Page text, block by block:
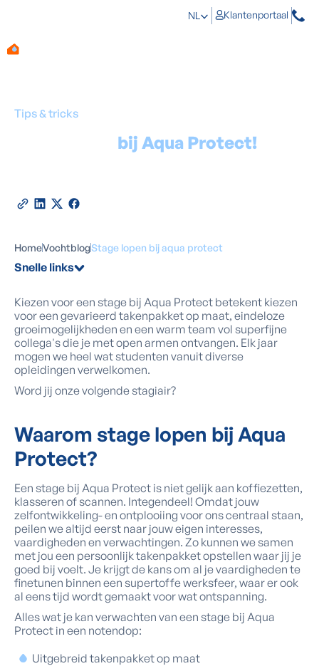
NL Klantenportaal
Tips & tricks
bij Aqua Protect!
HomeVochtblogStage lopen bij aqua protect
Snelle links
Kiezen voor een stage bij Aqua Protect betekent kiezen
voor een gevarieerd takenpakket op maat, eindeloze
groeimogelijkheden en een warm team vol superfijne
collega's die je met open armen ontvangen. Elk jaar
mogen we heel wat studenten vanuit diverse
opleidingen verwelkomen.
Word jij onze volgende stagiair?
Waarom stage lopen bij Aqua
Protect?
Een stage bij Aqua Protect is niet gelijk aan koffiezetten,
klasseren of scannen. Integendeel! Omdat jouw
zelfontwikkeling- en ontplooiing voor ons centraal staan,
peilen we altijd eerst naar jouw eigen interesses,
vaardigheden en verwachtingen. Zo kunnen we samen
met jou een persoonlijk takenpakket opstellen waar jij je
goed bij voelt. Je krijgt de kans om al je vaardigheden te
finetunen binnen een supertoffe werksfeer, waar er ook
al eens tijd wordt gemaakt voor wat ontspanning.
Alles wat je kan verwachten van een stage bij Aqua
Protect in een notendop:
Uitgebreid takenpakket op maat